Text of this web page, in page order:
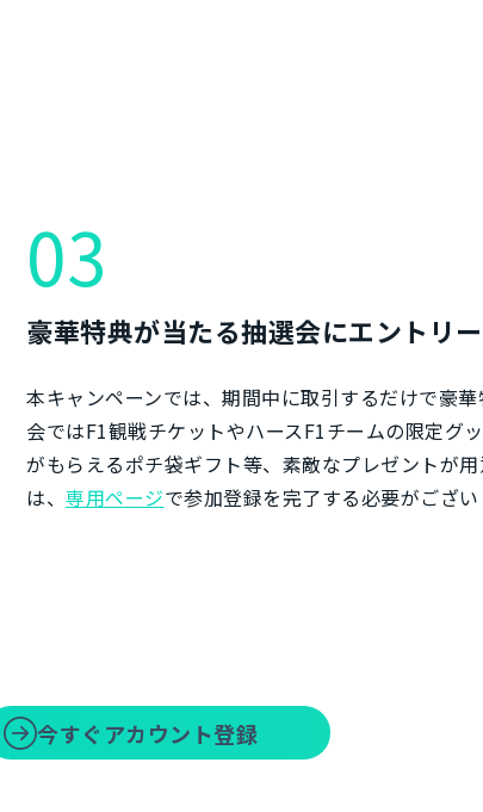
03
豪華特典が当たる抽選会にエントリー
本キャンペーンでは、期間中に取引するだけで豪
会ではF1観戦チケットやハースF1チームの限定グ
がもらえるポチ袋ギフト等、素敵なプレゼントが
は、 専用ページで参加登録を完了する必要がござい
今すぐアカウント登録